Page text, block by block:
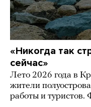
«Никогда так
сейчас»
Лето 2026 года в
жители
работы и туристов.